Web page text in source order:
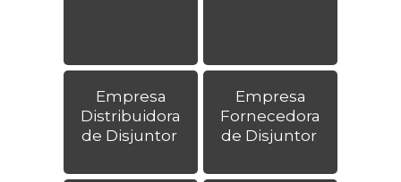
Empresa
Distribuidora
de Disjuntor
Empresa
Fornecedora
de Disjuntor